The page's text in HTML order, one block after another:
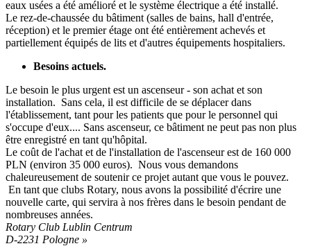
eaux usées a été amélioré et le système électrique a été installé.
Le rez-de-chaussée du bâtiment (salles de bains, hall d'entrée,
réception) et le premier étage ont été entièrement achevés et
partiellement équipés de lits et d'autres équipements hospitaliers.
Besoins actuels.
Le besoin le plus urgent est un ascenseur - son achat et son
installation. Sans cela, il est difficile de se déplacer dans
l'établissement, tant pour les patients que pour le personnel qui
s'occupe d'eux.... Sans ascenseur, ce bâtiment ne peut pas non plus
être enregistré en tant qu'hôpital.
Le coût de l'achat et de l'installation de l'ascenseur est de 160 000
PLN (environ 35 000 euros). Nous vous demandons
chaleureusement de soutenir ce projet autant que vous le pouvez.
En tant que clubs Rotary, nous avons la possibilité d'écrire une
nouvelle carte, qui servira à nos frères dans le besoin pendant de
nombreuses années.
Rotary Club Lublin Centrum
D-2231 Pologne »